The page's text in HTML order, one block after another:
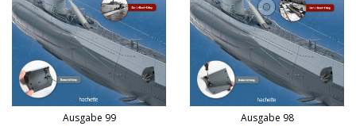
Ausgabe 99 Ausgabe 98